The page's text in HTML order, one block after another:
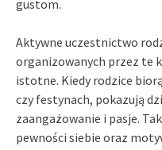
gustom.
Aktywne uczestnictwo
organizowanych przez te
istotne. Kiedy rodzice
czy festynach, pokazują
zaangażowanie i pasje.
pewności siebie oraz